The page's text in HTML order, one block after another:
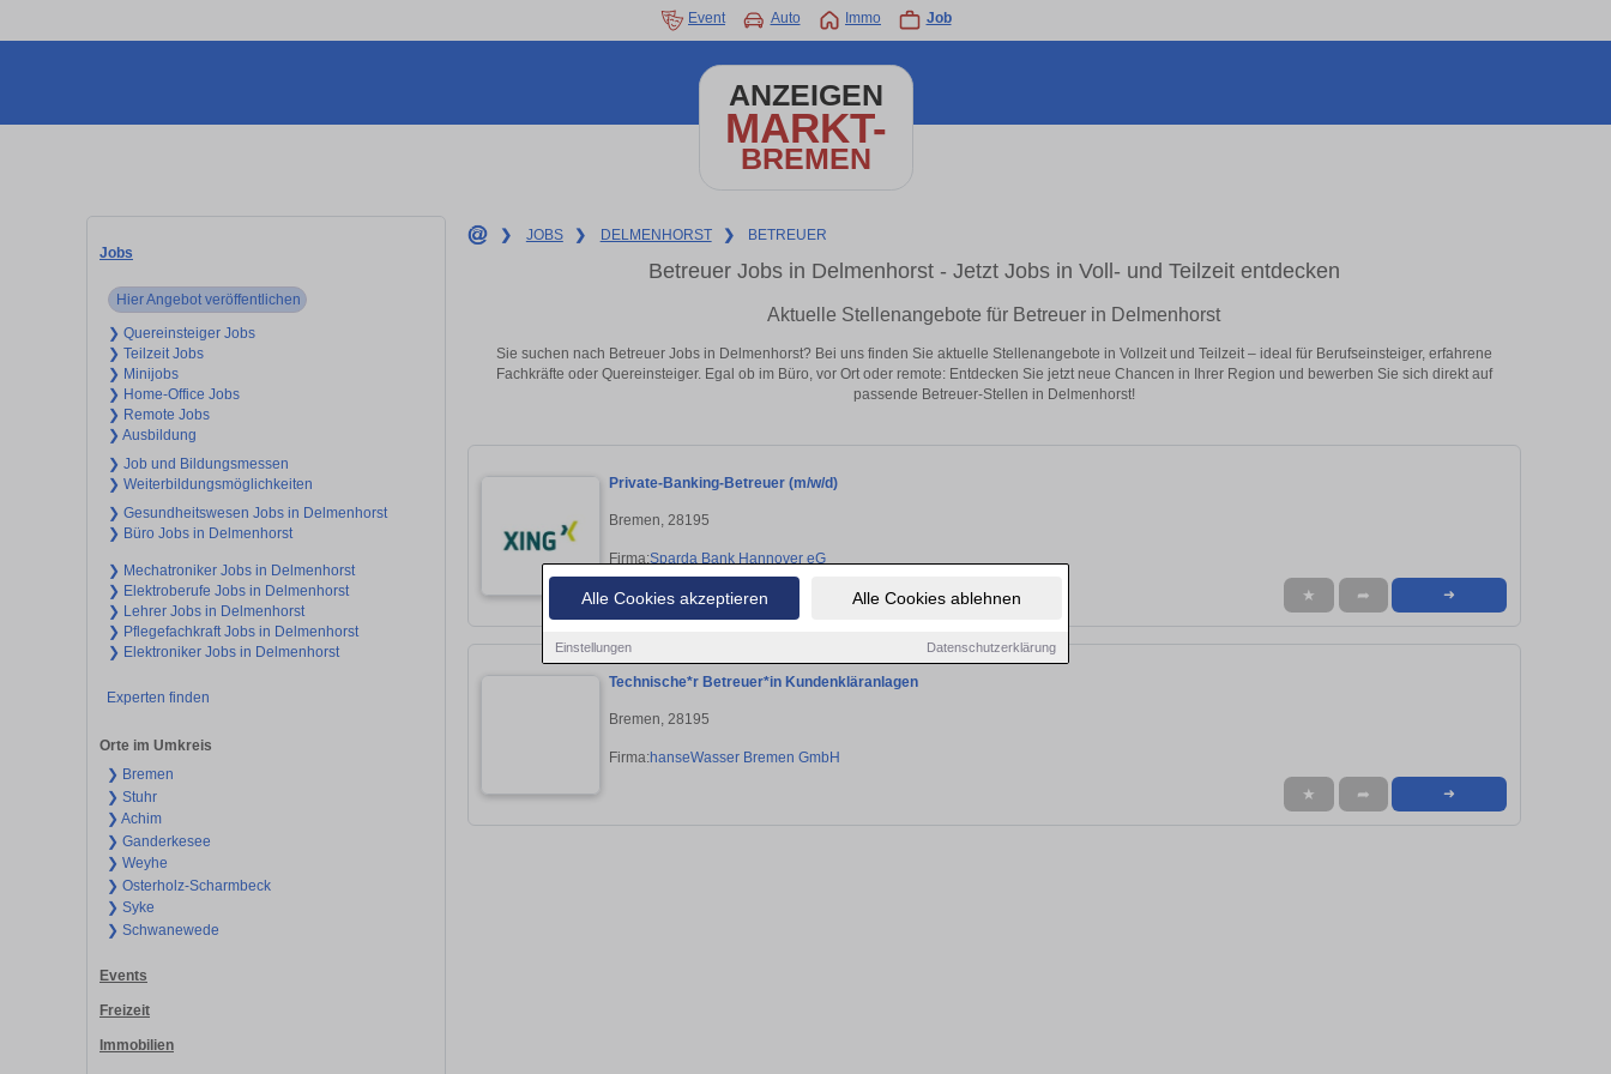
Alle Cookies akzeptieren Alle Cookies ablehnen
Einstellungen Datenschutzerklärung
Event Auto Immo Job
ANZEIGEN
MARKT-
BREMEN
Jobs
Hier Angebot veröffentlichen
❯ Quereinsteiger Jobs
❯ Teilzeit Jobs
❯ Minijobs
❯ Home-Office Jobs
❯ Remote Jobs
❯ Ausbildung
❯ Job und Bildungsmessen
❯ Weiterbildungsmöglichkeiten
❯ Gesundheitswesen Jobs in Delmenhorst
❯ Büro Jobs in Delmenhorst
❯ Mechatroniker Jobs in Delmenhorst
❯ Elektroberufe Jobs in Delmenhorst
❯ Lehrer Jobs in Delmenhorst
❯ Pflegefachkraft Jobs in Delmenhorst
❯ Elektroniker Jobs in Delmenhorst
Experten finden
Orte im Umkreis
❯ Bremen
❯ Stuhr
❯ Achim
❯ Ganderkesee
❯ Weyhe
❯ Osterholz-Scharmbeck
❯ Syke
❯ Schwanewede
Events
Freizeit
Immobilien
❯ JOBS ❯ DELMENHORST ❯ BETREUER
Betreuer Jobs in Delmenhorst - Jetzt Jobs in Voll- und Teilzeit entdecken
Aktuelle Stellenangebote für Betreuer in Delmenhorst
Sie suchen nach Betreuer Jobs in Delmenhorst? Bei uns finden Sie aktuelle Stellenangebote in Vollzeit und Teilzeit – ideal für Berufseinsteiger, erfahrene
Fachkräfte oder Quereinsteiger. Egal ob im Büro, vor Ort oder remote: Entdecken Sie jetzt neue Chancen in Ihrer Region und bewerben Sie sich direkt auf
passende Betreuer-Stellen in Delmenhorst!
Private-Banking-Betreuer (m/w/d)
Bremen, 28195
Firma:Sparda Bank Hannover eG
★ ➦ ➜
Technische*r Betreuer*in Kundenkläranlagen
Bremen, 28195
Firma:hanseWasser Bremen GmbH
★ ➦ ➜